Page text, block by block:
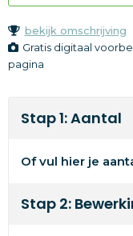
bekijk omschrijving
Gratis digitaal
pagina
Stap 1: Aantal
Of vul hier je
Stap 2: